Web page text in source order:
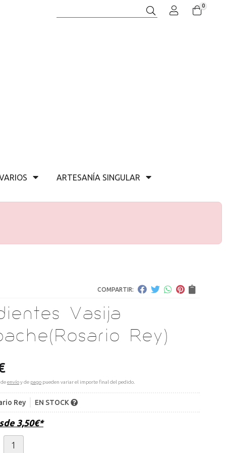
Buscar 0
ARTESANÍA SINGULAR
COMPARTIR:
Vasija
(Rosario Rey)
envíoy de pago pueden variar el importe final del pedido.
Rey EN STOCK
3,50€*